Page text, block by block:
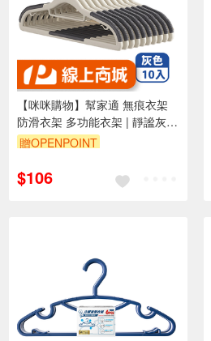
【咪咪購物】幫家適 無痕衣架
防滑衣架 多功能衣架 | 靜謐灰 |
10入組
贈OPENPOINT
$106